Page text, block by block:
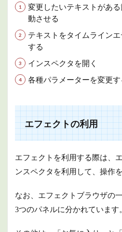
変更したいテキストがあ
動させる
テキストをタイムライン
する
インスペクタを開く
各種パラメーターを変更す
エフェクトの利用
エフェクトを利用する際は、
ンスペクタを利用して、操作
なお、エフェクトブラウザの
3つのパネルに分かれています